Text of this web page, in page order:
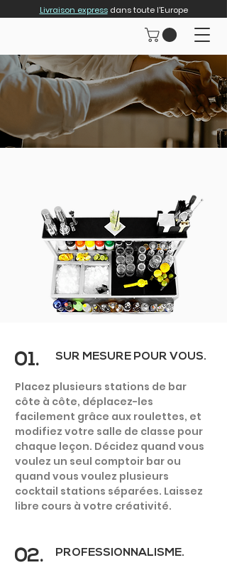
Livraison expressdans toute l'Europe
ÉCOLE -
FORMATION
01. SUR MESURE POUR VOUS.
Placez plusieurs stations de bar
côte à côte, déplacez-les
facilement grâce aux roulettes, et
modifiez votre salle de classe pour
chaque leçon. Décidez quand vous
voulez un seul comptoir bar ou
quand vous voulez plusieurs
cocktail stations séparées. Laissez
libre cours à votre créativité.
02. PROFESSIONNALISME.